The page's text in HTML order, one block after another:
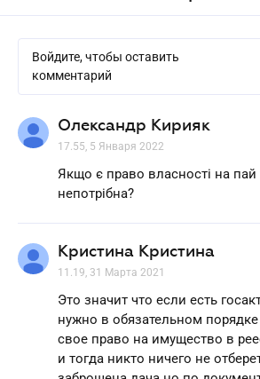
Войдите, чтобы оставить
комментарий
Олександр Кирияк
17.55, 5 Января 2022
Якщо є право власності на пай
непотрібна?
Кристина Кристина
11.19, 31 Марта 2021
Это значит что если есть
нужно в обязательном порядке
свое право на имущество в
и тогда никто ничего не